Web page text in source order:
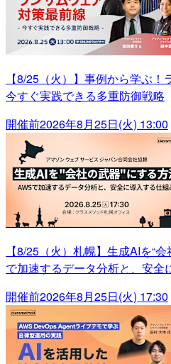
【8/25（火）】事例から学ぶ
今すぐ実践できる多重防御戦略
開催前2026年8月25日(火) 13:00
【8/25（火）札幌】生成AIを“
で加速するデータ分析と、安全
開催前2026年8月25日(火) 17:30